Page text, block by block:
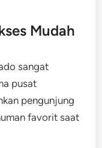
Mudah
sangat
pusat
pengunjung
favorit saat